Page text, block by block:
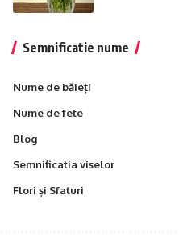
Semnificatie nume
Nume de băieți
Nume de fete
Blog
Semnificatia viselor
Flori și Sfaturi